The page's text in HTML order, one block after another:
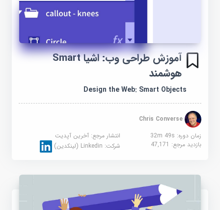
آموزش طراحی وب: اشیا Smart
هوشمند
Design the Web: Smart Objects
Chris Converse
زمان دوره: 32m 49s
انتشار مرجع:آخرین آپدیت
بازدید مرجع:47,171 شرکت:Linkedin (لینکدین)